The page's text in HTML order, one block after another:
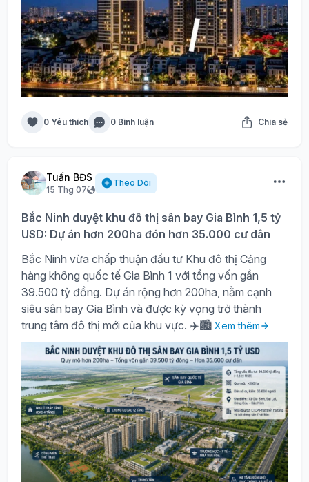
0 Yêu thích 0 Bình luận Chia sẻ
Tuấn BĐS
15 Thg 07
Theo Dõi
Bắc Ninh duyệt khu đô thị sân bay Gia Bình 1,5 tỷ
USD: Dự án hơn 200ha đón hơn 35.000 cư dân
Bắc Ninh vừa chấp thuận đầu tư Khu đô thị Cảng
hàng không quốc tế Gia Bình 1 với tổng vốn gần
39.500 tỷ đồng. Dự án rộng hơn 200ha, nằm cạnh
siêu sân bay Gia Bình và được kỳ vọng trở thành
trung tâm đô thị mới của khu vực. ✈️🏙️ Xem thêm